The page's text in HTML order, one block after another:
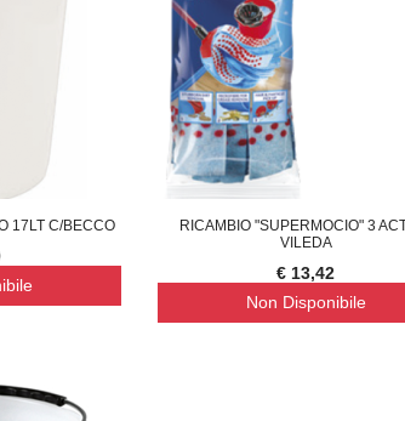
10 SUPREMA CATENA LUMINOSA SOLARE, 20
17LT C/BECCO
RICAMBIO "SUPERMOCIO" 3
VILEDA
€ 13,42
Non Disponibile